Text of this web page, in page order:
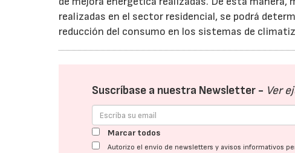
realizadas en el sector residencial, se podrá
reducción del consumo en los sistemas de
Suscríbase a nuestra Newsletter - Ver
Marcar todos
Autorizo el envío de newsletters y avisos informativos